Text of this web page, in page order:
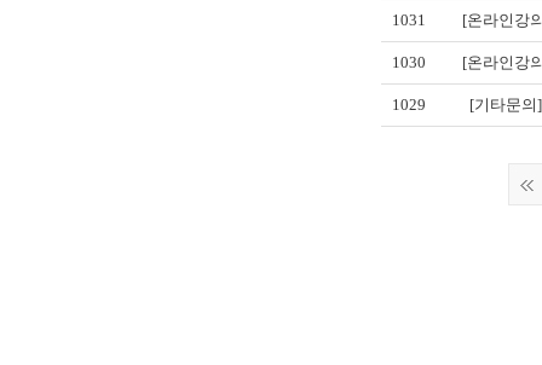
1031 [온라인강
1030 [온라인강
1029 [기타문의]